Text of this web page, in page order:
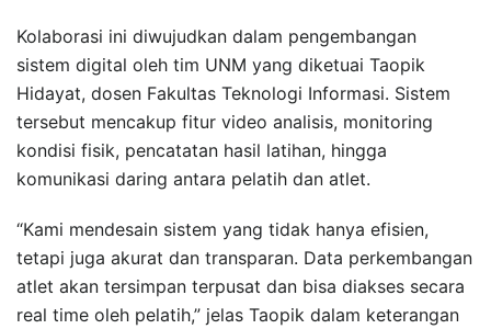
Kolaborasi ini diwujudkan dalam pengembangan
sistem digital oleh tim UNM yang diketuai Taopik
Hidayat, dosen Fakultas Teknologi Informasi. Sistem
tersebut mencakup fitur video analisis, monitoring
kondisi fisik, pencatatan hasil latihan, hingga
komunikasi daring antara pelatih dan atlet.
“Kami mendesain sistem yang tidak hanya efisien,
tetapi juga akurat dan transparan. Data perkembangan
atlet akan tersimpan terpusat dan bisa diakses secara
real time oleh pelatih,” jelas Taopik dalam keterangan